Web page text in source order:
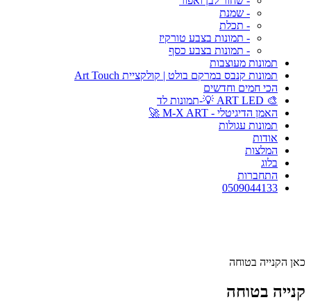
- שמנת
- תכלת
- תמונות בצבע טורקיז
- תמונות בצבע כסף
תמונות מעוצבות
תמונות קנבס במרקם בולט | קולקציית Art Touch
הכי חמים וחדשים
🎨 ART LED 💡-תמונות לד
האמן הדיגיטלי - M-X ART 🚀
תמונות עגולות
אודות
המלצות
בלוג
התחברות
0509044133
כאן הקנייה בטוחה
קנייה בטוחה